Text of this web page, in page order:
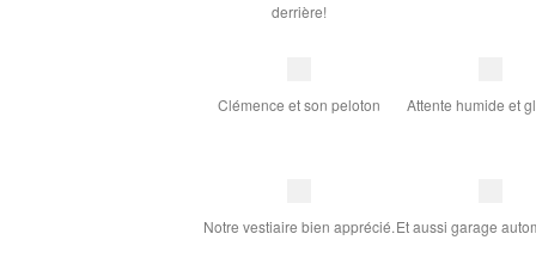
derrière!
Clémence et son peloton Attente humide et
Notre vestiaire bien apprécié.Et aussi garage